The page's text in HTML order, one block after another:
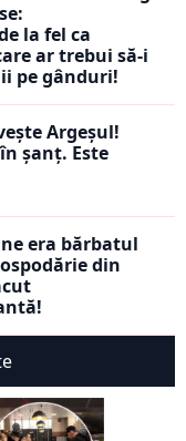
la fel ca
ar trebui să-i
pe gânduri!
Argeșul!
șanț. Este
era bărbatul
din